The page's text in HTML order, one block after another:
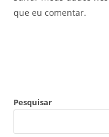
que eu comentar.
Pesquisar